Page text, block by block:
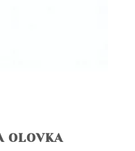
OLOVKA